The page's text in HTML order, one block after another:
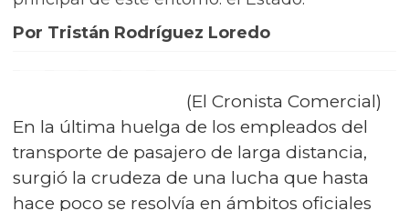
Por Tristán Rodríguez Loredo
(El Cronista Comercial)
En la última huelga de los empleados del
transporte de pasajero de larga distancia,
surgió la crudeza de una lucha que hasta
hace poco se resolvía en ámbitos oficiales